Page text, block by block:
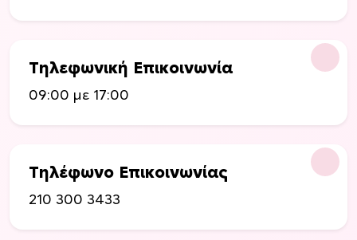
Τηλεφωνική Επικοινωνία
09:00 με 17:00
Τηλέφωνο Επικοινωνίας
210 300 3433